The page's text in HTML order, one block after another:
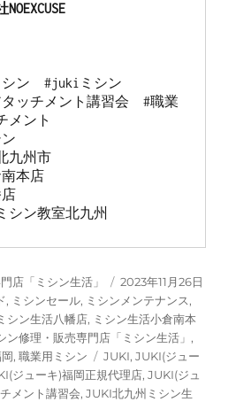
ン　#jukiミシン
ッチメント講習会　#職業
メント
九州市
本店
シン教室北九州
店「ミシン生活」
投
稿
日:
2023年11月26日
, ミシンセール, ミシンメンテナンス,
シン生活八幡店, ミシン生活小倉南本
ン修理・販売専門店「ミシン生活」,
,職業用ミシン
タ
グ
JUKI,JUKI(ジュー
ジューキ)福岡正規代理店,JUKI(ジュ
メント講習会,JUKI北九州ミシン生